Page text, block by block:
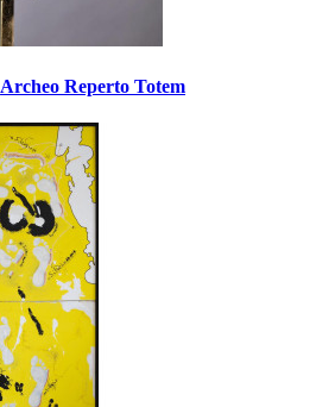
Archeo Reperto Totem